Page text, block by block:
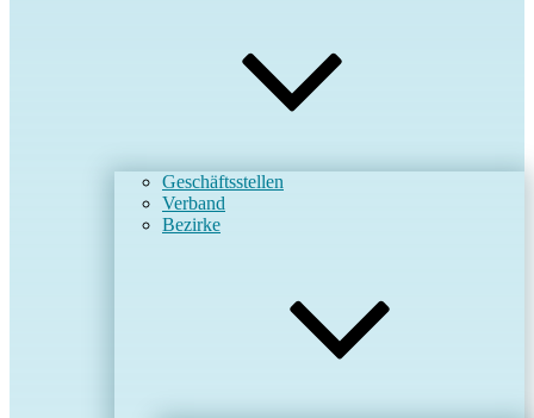
Geschäftsstellen
Verband
Bezirke